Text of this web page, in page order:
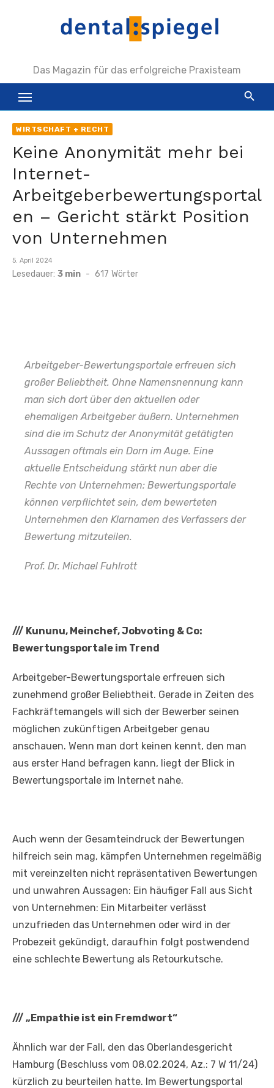
Das Magazin für das erfolgreiche Praxisteam
WIRTSCHAFT + RECHT
Keine Anonymität mehr bei
Internet-
Arbeitgeberbewertungsportal
en – Gericht stärkt Position
von Unternehmen
Veröffentlicht
am
5. April 2024
Lesedauer: 3 min - 617 Wörter
Arbeitgeber-Bewertungsportale erfreuen sich
großer Beliebtheit. Ohne Namensnennung kann
man sich dort über den aktuellen oder
ehemaligen Arbeitgeber äußern. Unternehmen
sind die im Schutz der Anonymität getätigten
Aussagen oftmals ein Dorn im Auge. Eine
aktuelle Entscheidung stärkt nun aber die
Rechte von Unternehmen: Bewertungsportale
können verpflichtet sein, dem bewerteten
Unternehmen den Klarnamen des Verfassers der
Bewertung mitzuteilen.
Prof. Dr. Michael Fuhlrott
/// Kununu, Meinchef, Jobvoting & Co:
Bewertungsportale im Trend
Arbeitgeber-Bewertungsportale erfreuen sich
zunehmend großer Beliebtheit. Gerade in Zeiten des
Fachkräftemangels will sich der Bewerber seinen
möglichen zukünftigen Arbeitgeber genau
anschauen. Wenn man dort keinen kennt, den man
aus erster Hand befragen kann, liegt der Blick in
Bewertungsportale im Internet nahe.
Auch wenn der Gesamteindruck der Bewertungen
hilfreich sein mag, kämpfen Unternehmen regelmäßig
mit vereinzelten nicht repräsentativen Bewertungen
und unwahren Aussagen: Ein häufiger Fall aus Sicht
von Unternehmen: Ein Mitarbeiter verlässt
unzufrieden das Unternehmen oder wird in der
Probezeit gekündigt, daraufhin folgt postwendend
eine schlechte Bewertung als Retourkutsche.
/// „Empathie ist ein Fremdwort“
Ähnlich war der Fall, den das Oberlandesgericht
Hamburg (Beschluss vom 08.02.2024, Az.: 7 W 11/24)
kürzlich zu beurteilen hatte. Im Bewertungsportal